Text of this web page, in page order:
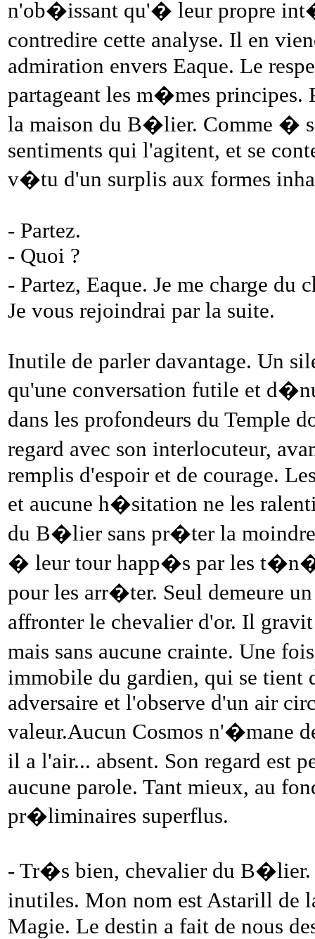
n'ob�issant qu'� leur propre
contredire cette analyse. Il en
admiration envers Eaque. Le
partageant les m�mes principes.
la maison du B�lier. Comme �
sentiments qui l'agitent, et se
v�tu d'un surplis aux formes
- Partez.
- Quoi ?
- Partez, Eaque. Je me charge
Je vous rejoindrai par la suite.
Inutile de parler davantage. Un
qu'une conversation futile et
dans les profondeurs du Temple
regard avec son interlocuteur,
remplis d'espoir et de courage.
et aucune h�sitation ne les
du B�lier sans pr�ter la
� leur tour happ�s par les
pour les arr�ter. Seul demeure
affronter le chevalier d'or. Il
mais sans aucune crainte. Une
immobile du gardien, qui se tient
adversaire et l'observe d'un air
valeur.Aucun Cosmos n'�mane
il a l'air... absent. Son regard est
aucune parole. Tant mieux, au
pr�liminaires superflus.
- Tr�s bien, chevalier du B�lier.
inutiles. Mon nom est Astarill
Magie. Le destin a fait de nous